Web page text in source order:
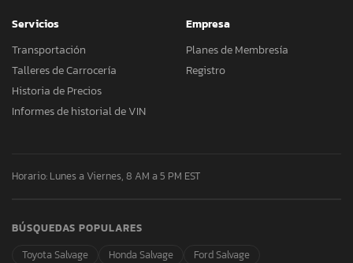
Servicios
Transportación
Talleres de Carrocería
Historia de Precios
Informes de historial de VIN
Empresa
Planes de Membresía
Registro
Horario: Lunes a Viernes, 8 AM a 5 PM EST
BÚSQUEDAS POPULARES
Toyota Salvage
Honda Salvage
Ford Salvage